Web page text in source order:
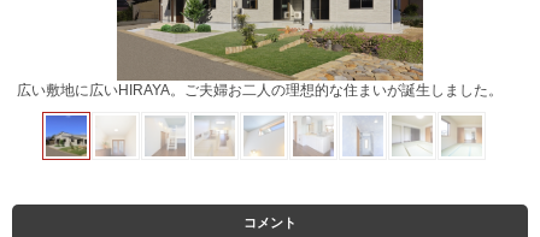
玄関収納も大容量。
コメント